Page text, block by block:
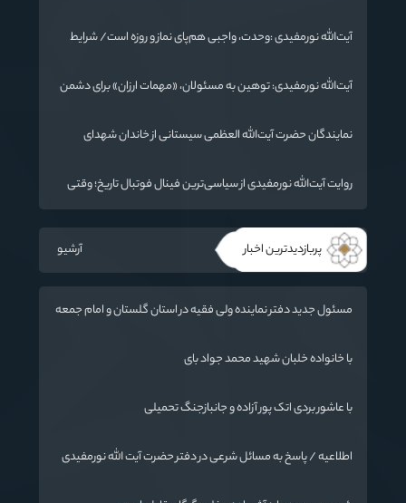
آیت‌الله نورمفیدی :وحدت، واجبی هم‌پای نماز و روزه است/ شرایط
آیت‌الله نورمفیدی: توهین به مسئولان، «مهمات ارزان» برای دشمن
نمایندگان حضرت آیت‌الله العظمی سیستانی از خاندان شهدای
روایت آیت‌الله نورمفیدی از سیاسی‌ترین فینال فوتبال تاریخ؛ وقتی
پربازدیدترین اخبار آرشیو
مسئول جدید دفتر نماینده ولی فقیه در استان گلستان و امام جمعه
با خانواده خلبان شهید محمد جواد بای
با عاشور بردی اتک پور آزاده و جانبازجنگ تحمیلی
اطلاعیه / پاسخ به مسائل شرعی در دفتر حضرت آیت الله نورمفیدی